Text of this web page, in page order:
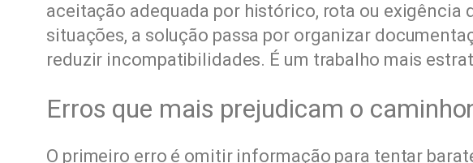
aceitação adequada por histórico, rota ou exigência
situações, a solução passa por organizar
reduzir incompatibilidades. É um trabalho mais
Erros que mais prejudicam o
O primeiro erro é omitir informação para tentar